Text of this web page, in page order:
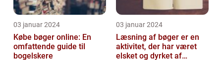
03 januar 2024
Købe bøger online: En
omfattende guide til
bogelskere
03 januar 2024
Læsning af bøger er en
aktivitet, der har været
elsket og dyrket af